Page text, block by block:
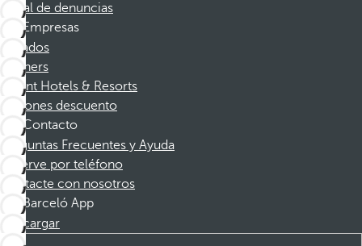
Canal de denuncias
Empresas
Afiliados
Partners
Dorint Hotels & Resorts
Cupones descuento
Contacto
Preguntas Frecuentes y Ayuda
Reserve por teléfono
Contacte con nosotros
Barceló App
Descargar